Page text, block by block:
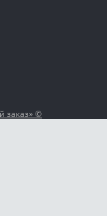
заказ» ©